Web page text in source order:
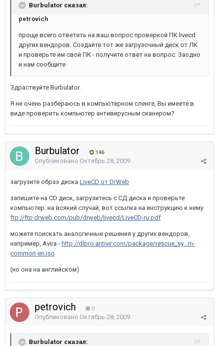
Burbulator сказал:
petrovich
проще всего ответить на ваш вопрос проверкой ПК livecd
других вендоров. Создайте тот же загрузочный диск от ЛК
и проверьте им свой ПК - получите ответ на вопрос. Заодно
и нам сообщите
Здраствуйте Burbulator.
Я не очень разбераюсь в компьютерном сленге, Вы имеете в
виде проверить компьютер антивирусным сканером?
Burbulator 146
Опубликовано Октябрь 28, 2009
загрузите образ диска LiveCD от DrWeb
запишите на CD диск, загрузитесь с СД диска и проверьте
компьютер. на всякий случай, вот ссылка на инструкцию к нему
ftp://ftp.drweb.com/pub/drweb/livecd/LiveCD-ru.pdf
можете поискать аналогичные решения у других вендоров,
например, Avira - http://dlpro.antivir.com/package/rescue_sy...m-
common-en.iso
(но она на английском)
petrovich 0
Опубликовано Октябрь 28, 2009
Burbulator сказал: